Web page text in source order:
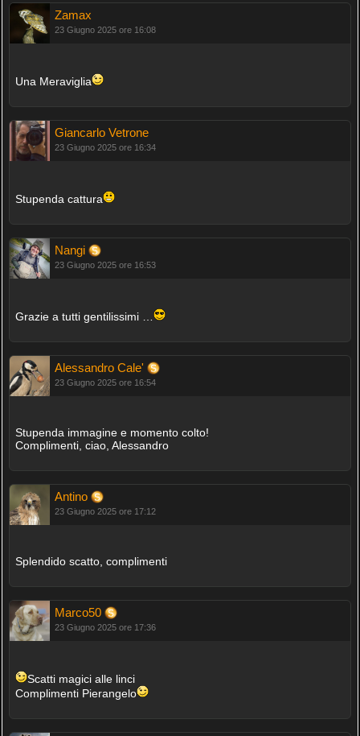
Zamax
23 Giugno 2025 ore 16:08
Una Meraviglia
Giancarlo Vetrone
23 Giugno 2025 ore 16:34
Stupenda cattura
Nangi
23 Giugno 2025 ore 16:53
Grazie a tutti gentilissimi …
Alessandro Cale'
23 Giugno 2025 ore 16:54
Stupenda immagine e momento colto!
Complimenti, ciao, Alessandro
Antino
23 Giugno 2025 ore 17:12
Splendido scatto, complimenti
Marco50
23 Giugno 2025 ore 17:36
Scatti magici alle linci
Complimenti Pierangelo